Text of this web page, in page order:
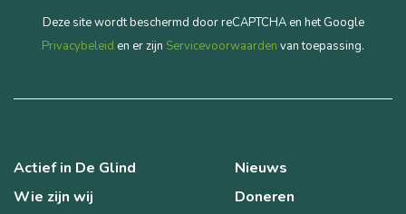
Deze site wordt beschermd door reCAPTCHA en het Google
Privacybeleid en er zijn Servicevoorwaarden van toepassing.
Actief in De Glind
Wie zijn wij
Nieuws
Doneren